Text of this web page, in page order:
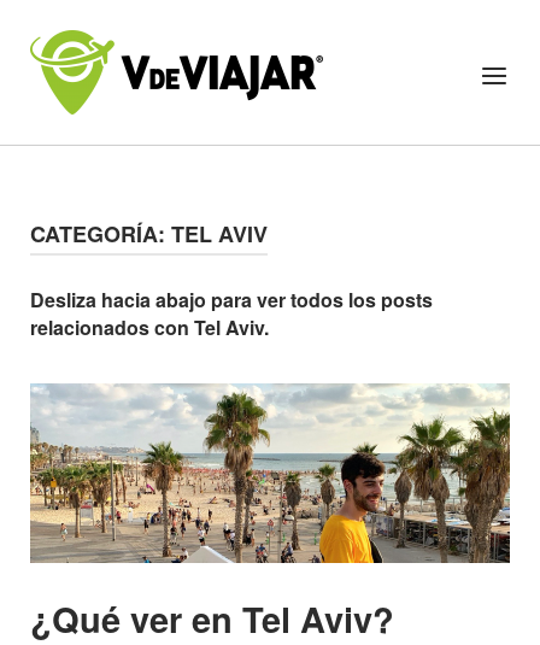
content
Home
Menu
CATEGORÍA: TEL AVIV
Desliza hacia abajo para ver todos los posts
relacionados con Tel Aviv.
Open post
¿Qué ver en Tel Aviv?